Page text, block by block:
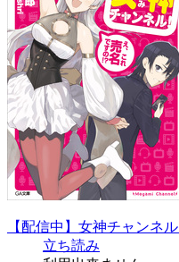
【配信中】女神チャンネ
立ち読み